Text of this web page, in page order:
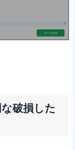
破損した